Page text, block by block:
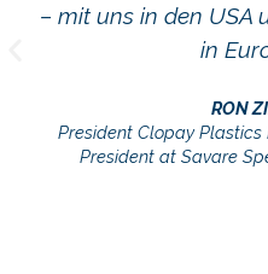
– mit uns in den USA
in
RON
President Clopay
President at Savare